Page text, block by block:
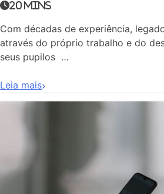
20 mins
Com décadas de experiência,
através do próprio trabalho e do
seus pupilos …
Leia mais